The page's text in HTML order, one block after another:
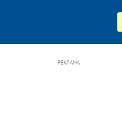
РЕКЛАМА